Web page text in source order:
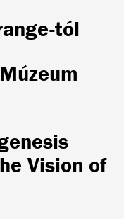
tól
Vision of